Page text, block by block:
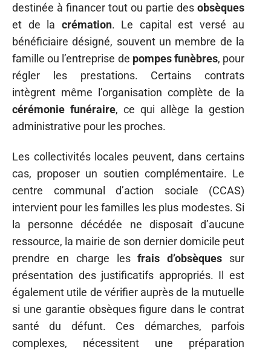
destinée à financer tout ou partie des obsèques
et de la crémation. Le capital est versé au
bénéficiaire désigné, souvent un membre de la
famille ou l’entreprise de pompes funèbres, pour
régler les prestations. Certains contrats
intègrent même l’organisation complète de la
cérémonie funéraire, ce qui allège la gestion
administrative pour les proches.
Les collectivités locales peuvent, dans certains
cas, proposer un soutien complémentaire. Le
centre communal d’action sociale (CCAS)
intervient pour les familles les plus modestes. Si
la personne décédée ne disposait d’aucune
ressource, la mairie de son dernier domicile peut
prendre en charge lesfrais d’obsèques sur
présentation des justificatifs appropriés. Il est
également utile de vérifier auprès de la mutuelle
si une garantie obsèques figure dans le contrat
santé du défunt. Ces démarches, parfois
complexes, nécessitent une préparation